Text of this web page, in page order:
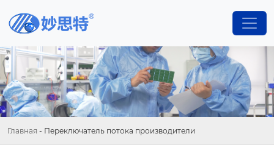
Главная - Переключатель потока производители